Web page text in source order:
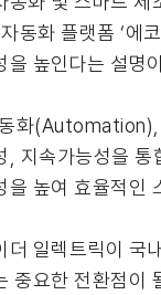
동화 플랫폼 ‘
을 높인다는 설명
화
, 지속가능성을
을 높여 효율적인
더 일렉트릭이 국
중요한 전환점이